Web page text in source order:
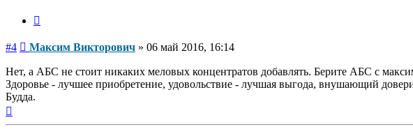
#4 Сообщение
Максим Викторович » 06 май 2016, 16:14
Нет, а АБС не стоит никаких меловых концентратов добавлять. Берите АБС с
Здоровье - лучшее приобретение, удовольствие - лучшая выгода, внушающий
Будда.